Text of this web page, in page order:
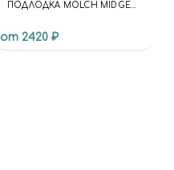
ПОДЛОДКА MOLCH MIDGET
от 2420 ₽